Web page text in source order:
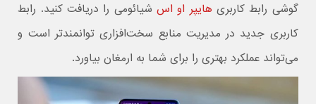
گوشی رابط کاربری هایپر او اسشیائومی را دریافت کنید. رابط
کاربری جدید در مدیریت منابع سخت‌افزاری توانمند‌تر است و
می‌تواند عملکرد بهتری را برای شما به ارمغان بیاورد.